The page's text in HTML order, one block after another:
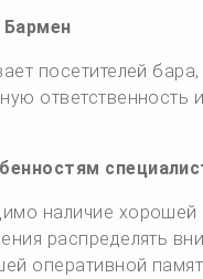
Бармен
посетителей
наличие хорошей
распределять
оперативной